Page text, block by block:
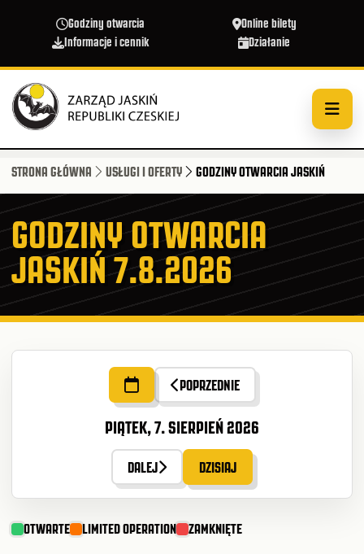
Godziny otwarcia
Online bilety
Informacje i cennik
Działanie
STRONA GŁÓWNA USŁUGI I OFERTY GODZINY OTWARCIA JASKIŃ
GODZINY OTWARCIA
JASKIŃ 7.8.2026
POPRZEDNIE
PIĄTEK, 7. SIERPIEŃ 2026
DALEJ DZISIAJ
OTWARTE LIMITED OPERATION ZAMKNIĘTE